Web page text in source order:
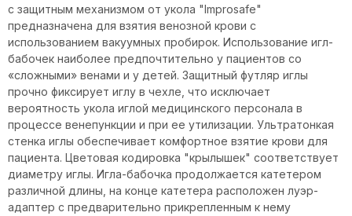
с защитным механизмом от укола "Improsafe"
предназначена для взятия венозной крови с
использованием вакуумных пробирок. Использование игл-
бабочек наиболее предпочтительно у пациентов со
«сложными» венами и у детей. Защитный футляр иглы
прочно фиксирует иглу в чехле, что исключает
вероятность укола иглой медицинского персонала в
процессе венепункции и при ее утилизации. Ультратонкая
стенка иглы обеспечивает комфортное взятие крови для
пациента. Цветовая кодировка "крылышек" соответствует
диаметру иглы. Игла-бабочка продолжается катетером
различной длины, на конце катетера расположен луэр-
адаптер с предварительно прикрепленным к нему